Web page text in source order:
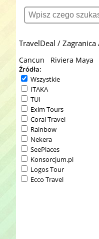
TravelDeal Zagranica
Cancun Riviera Maya
Źródła:
Wszystkie
ITAKA
TUI
Exim Tours
Coral Travel
Rainbow
Nekera
SeePlaces
Konsorcjum.pl
Logos Tour
Ecco Travel